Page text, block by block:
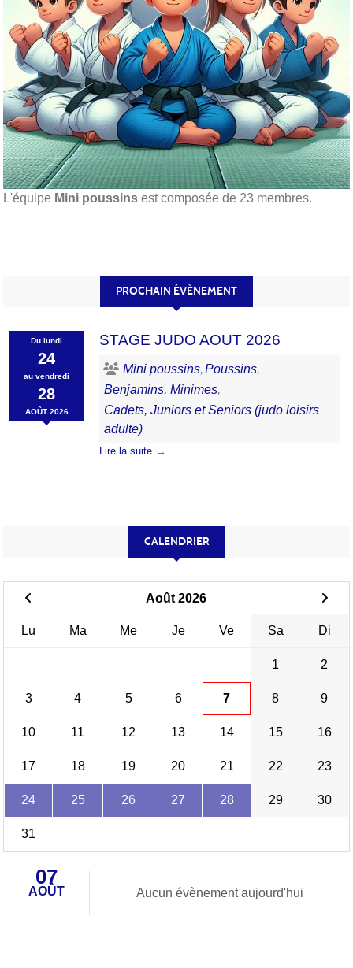
L'équipe Mini poussins est composée de 23 membres.
PROCHAIN ÉVÈNEMENT
Du lundi
24
au vendredi
28
AOÛT 2026
STAGE JUDO AOUT 2026
Mini poussins Poussins
Benjamins, Minimes
Cadets, Juniors et Seniors (judo loisirs
adulte)
Lire la suite
CALENDRIER
Août 2026
Lu Ma Me Je Ve Sa Di
1 2
3 4 5 6 7 8 9
10 11 12 13 14 15 16
17 18 19 20 21 22 23
24 25 26 27 28 29 30
31
07
AOÛT Aucun évènement aujourd'hui